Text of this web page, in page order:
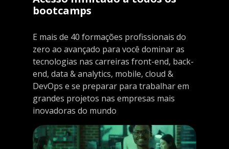
bootcamps
E mais de 40 formações profissionais do
zero ao avançado para você dominar as
tecnologias nas carreiras front-end, back-
end, data & analytics, mobile, cloud &
DevOps e se preparar para trabalhar em
grandes projetos nas empresas mais
inovadoras do mundo